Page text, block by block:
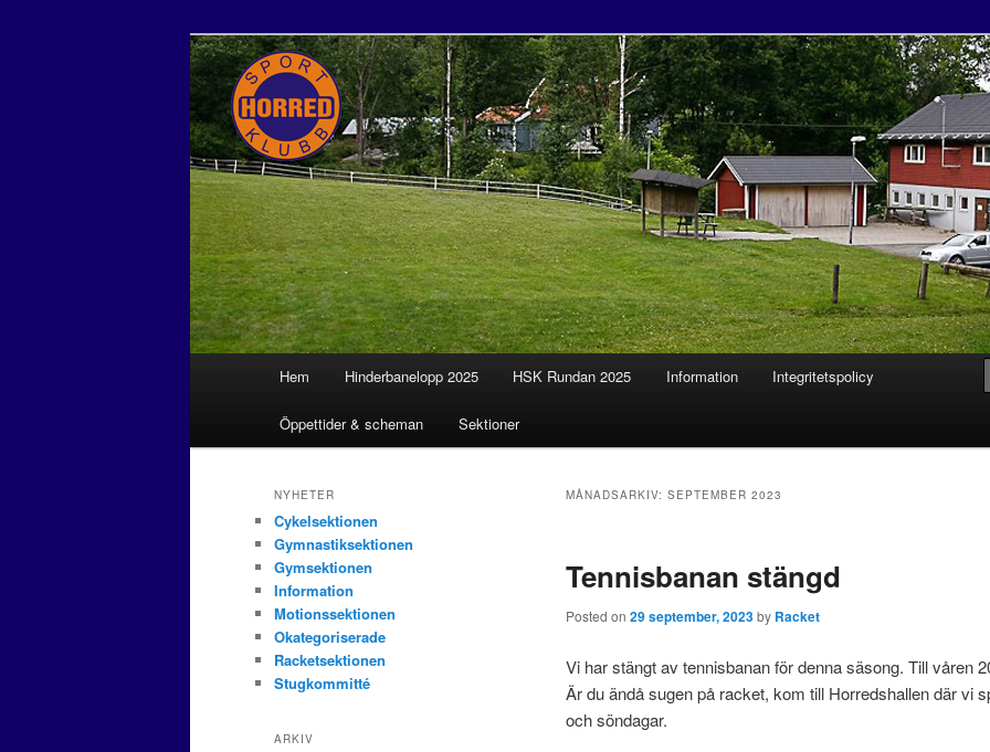
Horreds Sportklubb
Hoppa till huvudinnehåll
Hoppa till sekundärt innehåll
Hem Hinderbanelopp 2025 HSK Rundan 2025 Information Integritetspolicy
Öppettider & scheman Sektioner
MÅNADSARKIV: SEPTEMBER 2023
Tennisbanan stängd
Posted on 29 september, 2023by Racket
Vi har stängt av tennisbanan för denna säsong. Till våren
Är du ändå sugen på racket, kom till Horredshallen där vi
och söndagar.
NYHETER
Cykelsektionen
Gymnastiksektionen
Gymsektionen
Information
Motionssektionen
Okategoriserade
Racketsektionen
Stugkommitté
ARKIV